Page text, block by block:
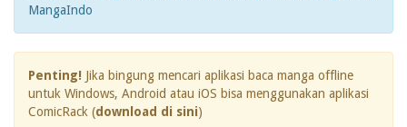
MangaIndo
Penting! Jika bingung mencari aplikasi baca manga offline
untuk Windows, Android atau iOS bisa menggunakan aplikasi
ComicRack (download di sini)